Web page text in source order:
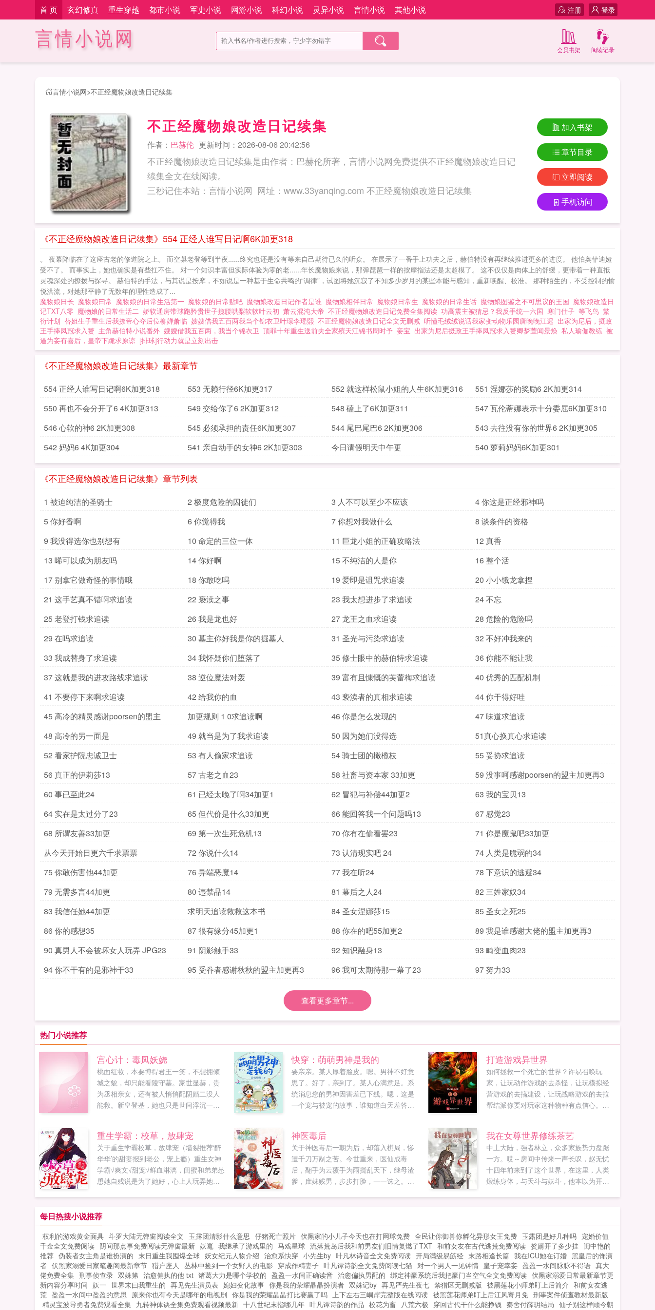
首 页 玄幻修真 重生穿越 都市小说 军史小说 网游小说 科幻小说 灵异小说 言情小说 其他小说 登录
注册
言情小说网 阅读记录
会员书架
言情小说网>不正经魔物娘改造日记续集
不正经魔物娘改造日记续集
作者： 巴赫伦 更新时间：2026-08-06 20:42:56
不正经魔物娘改造日记续集是由作者：巴赫伦所著，言情小说网免费提供不正经魔物娘改造日记
续集全文在线阅读。
三秒记住本站：言情小说网 网址：www.33yanqing.com 不正经魔物娘改造日记续集
加入书架
章节目录
立即阅读
手机访问
《不正经魔物娘改造日记续集》554 正经人谁写日记啊6K加更318
。 夜幕降临在了这座古老的修道院之上。 而空巢老登等到半夜......终究也还是没有等来自己期待已久的听众。 在展示了一番手上功夫之后，赫伯特没有再继续推进更多的进度。 他怕奥菲迪娅
受不了。 而事实上，她也确实是有些扛不住。 对一个知识丰富但实际体验为零的老......年长魔物娘来说，那弹琵琶一样的按摩指法还是太超模了。 这不仅仅是肉体上的舒缓，更带着一种直抵
灵魂深处的撩拨与探寻。 赫伯特的手法，与其说是按摩，不如说是一种基于生命共鸣的“调律”，试图将她沉寂了不知多少岁月的某些本能与感知，重新唤醒、校准。 那种陌生的，不受控制的愉
悦洪流，对她那平静了无数年的理性造成了...
魔物娘日长 魔物娘曰常 魔物娘的日常生活第一 魔物娘的日常贴吧 魔物娘改造日记作者是谁 魔物娘相伴日常 魔物娘日常生 魔物娘的日常生话 魔物娘图鉴之不可思议的王国 魔物娘改造日
记TXT八零 魔物娘的日常生活二 娇软通房带球跑矜贵世子揽腰哄梨软软叶云初 萧云混沌大帝 不正经魔物娘改造日记免费全集阅读 功高震主被猜忌？我反手统一六国 寒门仕子 等飞鸟 繁
衍计划 替姐生子重生后我撩帝心夺后位柳婵萧临 嫂嫂借我五百两我当个锦衣卫叶璟李瑶熙 不正经魔物娘改造日记全文无删减 听懂毛绒绒说话我家变动物乐园唐晚晚江迟 出家为尼后，摄政
王手捧凤冠求入赘 主角赫伯特小说番外 嫂嫂借我五百两，我当个锦衣卫 顶罪十年重生送前夫全家殡天江锦书周时予 妾宝 出家为尼后摄政王手捧凤冠求入赘卿梦萱闻景焕 私人瑜伽教练 被
逼为妾有喜后，皇帝下跪求原谅 [排球]行动力就是立刻出击
《不正经魔物娘改造日记续集》最新章节
554 正经人谁写日记啊6K加更318 553 无赖行径6K加更317 552 就这样松鼠小姐的人生6K加更316
551 涅娜莎的奖励6 2K加更314
550 再也不会分开了6 4K加更313
549 交给你了6 2K加更312 548 磕上了6K加更311
547 瓦伦蒂娜表示十分委屈6K加更310
546 心软的神6 2K加更308
545 必须承担的责任6K加更307 544 尾巴尾巴6 2K加更306
543 去往没有你的世界6 2K加更305
542 妈妈6 4K加更304
541 亲自动手的女神6 2K加更303 今日请假明天中午更 540 萝莉妈妈6K加更301
《不正经魔物娘改造日记续集》章节列表
1 被迫纯洁的圣骑士 2 极度危险的囚徒们 3 人不可以至少不应该
4 你这是正经邪神吗
5 你好香啊
6 你觉得我 7 你想对我做什么
8 谈条件的资格
9 我没得选你也别想有
10 命定的三位一体 11 巨龙小姐的正确攻略法
12 真香
13 唏可以成为朋友吗
14 你好啊 15 不纯洁的人是你
16 整个活
17 别拿它做奇怪的事情哦
18 你敢吃吗 19 爱即是诅咒求追读
20 小小饿龙拿捏
21 这手艺真不错啊求追读
22 亵渎之事 23 我太想进步了求追读
24 不忘
25 老登打钱求追读
26 我是龙也好 27 龙王之血求追读
28 危险的危险吗
29 在吗求追读
30 墓主你好我是你的掘墓人 31 圣光与污染求追读
32 不好冲我来的
33 我成替身了求追读
34 我怀疑你们堕落了 35 修士眼中的赫伯特求追读
36 你能不能让我
37 这就是我的进攻路线求追读
38 逆位魔法对轰 39 富有且慷慨的芙蕾梅求追读
40 优秀的匹配机制
41 不要停下来啊求追读
42 给我你的血 43 亵渎者的真相求追读
44 你干得好哇
45 高冷的精灵感谢poorsen的盟主
加更规则 1 0求追读啊 46 你是怎么发现的
47 味道求追读
48 高冷的另一面是
49 就当是为了我求追读 50 因为她们没得选
51真心换真心求追读
52 看家护院忠诚卫士
53 有人偷家求追读 54 骑士团的橄榄枝
55 妥协求追读
56 真正的伊莉莎13
57 古老之血23 58 社畜与资本家 33加更
59 没事呵感谢poorsen的盟主加更再3
60 事已至此24
61 已经太晚了啊34加更1 62 冒犯与补偿44加更2
63 我的宝贝13
64 实在是太过分了23
65 但代价是什么33加更 66 能回答我一个问题吗13
67 感觉23
68 所谓友善33加更
69 第一次生死危机13 70 你有在偷看罢23
71 你是魔鬼吧33加更
从今天开始日更六千求票票
72 你说什么14 73 认清现实吧 24
74 人类是脆弱的34
75 你敢伤害他44加更
76 异端恶魔14 77 我在听24
78 下意识的逃避34
79 无需多言44加更
80 违禁品14 81 幕后之人24
82 三姓家奴34
83 我信任她44加更
求明天追读救救这本书 84 圣女涅娜莎15
85 圣女之死25
86 你的感想35
87 很有缘分45加更1 88 你在的吧55加更2
89 我是谁感谢大佬的盟主加更再3
90 真男人不会被坏女人玩弄 JPG23
91 阴影触手33 92 知识融身13
93 畸变血肉23
94 你不干有的是邪神干33
95 受眷者感谢秋秋的盟主加更再3 96 我可太期待那一幕了23 97 努力33
查看更多章节...
热门小说推荐
宫心计：毒凤妖娆
桃面红妆，本要博得君王一笑，不想拥倾
城之貌，却只能看陵守墓。家世显赫，贵
为丞相亲女，还有被人悄悄配阴婚二没人
能救。新皇登基，她也只是世间浮沉一介
快穿：萌萌男神是我的
要亲亲。某人厚着脸皮。嗯。男神不好意
思了。好了，亲到了。某人心满意足。系
统消息您的男神因害羞已下线。嗯，这是
一个宠与被宠的故事，谁知道白天羞答答
说大魔王就不能有苗杆正红的三观呢？小
心我关门放男神哦！如果您喜欢快穿萌萌
男神是我的，别忘记分享给朋友...
打造游戏异世界
如何拯救一个死亡的世界？许易召唤玩
家，让玩动作游戏的去杀怪，让玩模拟经
营游戏的去搞建设，让玩战略游戏的去拉
帮结派你要对玩家这种物种有点信心。神
唤玩家，净化整个世界！为神圣世界而
战！如果您喜欢打造游戏异世界，别忘记
分享给朋友...
重生学霸：校草，放肆宠
关于重生学霸校草，放肆宠（墙裂推荐‘醉
华华’的甜妻报到老公，宠上瘾）重生女神
学霸√爽文√甜宠√鲜血淋漓，闺蜜和弟弟怂
恿她自残说是为了她好，心上人玩弄她说
才便是德。被亲近之人推入崖底，不料竟
是他来替她收尸。带着满腔恨意重活一
世，她虐渣弟斗白莲花揍渣男以其人之道
还治其人之身，将所有即将降临在她身上
的噩运悉数掐死在萌芽里。不再唯唯诺
诺，...
神医毒后
关于神医毒后一朝为后，却落入棋局，惨
遭千刀万剐之苦。今世重来，医仙成毒
后，翻手为云覆手为雨搅乱天下，继母渣
爹，庶妹贱男，步步打脸，一一诛之。但
我在女尊世界修练茶艺
中土大陆，强者林立，众多家族势力盘踞
一方。哎～房间中传来一声长叹，赵无忧
十四年前来到了这个世界，在这里，人类
煅练身体，与天斗与妖斗，他本以为开启
每日热搜小说推荐
权利的游戏黄金面具 斗罗大陆无弹窗阅读全文 玉露团清影什么意思 仔猪死亡照片 伏黑家的小儿子今天也在打网球免费 全民让你御兽你孵化异形女王免费 玉露团是好几种吗 宠婚价值
千金全文免费阅读 阴间那点事免费阅读无弹窗最新 妖鼍 我继承了游戏里的 马戏星球 流落荒岛后我和前男友们旧情复燃了TXT 和前女友在古代逃荒免费阅读 赘婿开了多少挂 闺中艳的
推荐 伪装者女主角是谁扮演的 末日重生我囤爆全球 妖女纪元人物介绍 治愈系快穿 小先生by 叶凡林诗音全文免费阅读 开局满级易筋经 末路相逢长篇 我在ICU她在订婚 黑皇后的饰演
者 伏黑家溺爱日家笔趣阁最新章节 猎户座人 丛林中捡到一个女野人的电影 穿成作精妻子 叶凡谭诗韵全文免费阅读七猫 对一个男人一见钟情 皇子宠幸妾 盈盈一水间脉脉不得语 真大
佬免费全集 刑事侦查录 双姝第 治愈偏执的他 txt 诸葛大力是哪个学校的 盈盈一水间正确读音 治愈偏执男配的 绑定神豪系统后我把豪门当空气全文免费阅读 伏黑家溺爱日常最新章节更
新内容分享时间 妖一 世界末曰我重生的 再见先生演员表 媳妇变化故事 你是我的荣耀晶晶扮演者 双姝记by 再见严先生夜七 禁猎区无删减版 被黑莲花小师弟盯上后简介 和前女友逃
荒 盈盈一水间中盈盈的意思 原来你也有今天是哪年的电视剧 你是我的荣耀晶晶打比赛赢了吗 上下左右三峒岸完整版在线阅读 被黑莲花师弟盯上后江风寄月免 刑事案件侦查教材最新版
精灵宝波导勇者免费观看全集 九转神体诀全集免费观看视频最新 十八世纪末指哪几年 叶凡谭诗韵的作品 校花为畜 八荒六极 穿回古代干什么能挣钱 秦舍付薛玥结局 仙子别这样顾今朝